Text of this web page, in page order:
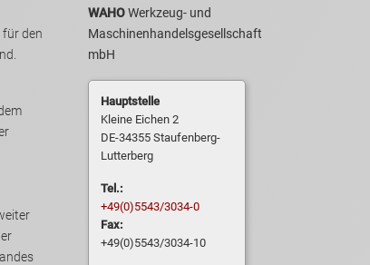
für den
WAHOWerkzeug- und
Maschinenhandelsgesellschaft
mbH
Hauptstelle
Kleine Eichen 2
DE-34355 Staufenberg-
Lutterberg
Tel.:
+49(0)5543/3034-0
Fax:
+49(0)5543/3034-10